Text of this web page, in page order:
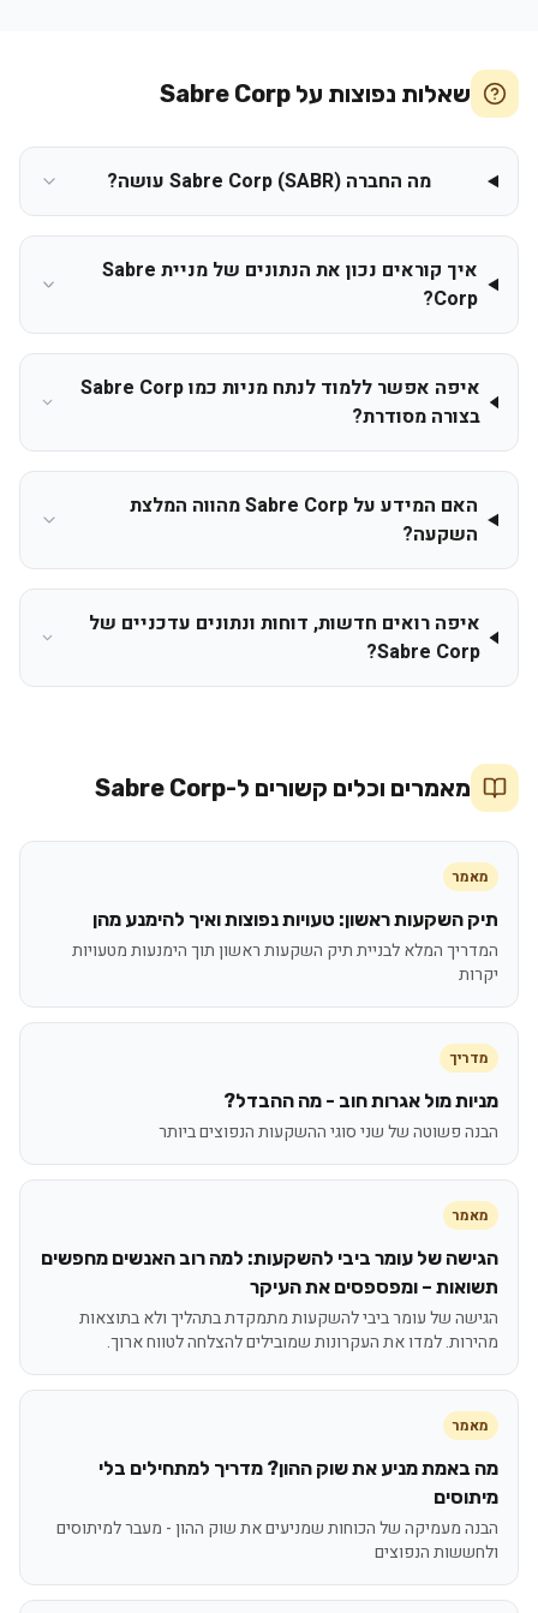
שאלות נפוצות על Sabre Corp
מה החברה Sabre Corp (SABR) עושה?
איך קוראים נכון את הנתונים של מניית Sabre
Corp?
איפה אפשר ללמוד לנתח מניות כמו Sabre Corp
בצורה מסודרת?
האם המידע על Sabre Corp מהווה המלצת
השקעה?
איפה רואים חדשות, דוחות ונתונים עדכניים של
Sabre Corp?
מאמרים וכלים קשורים ל-Sabre Corp
מאמר
תיק השקעות ראשון: טעויות נפוצות ואיך להימנע מהן
המדריך המלא לבניית תיק השקעות ראשון תוך הימנעות מטעויות
יקרות
מדריך
מניות מול אגרות חוב - מה ההבדל?
הבנה פשוטה של שני סוגי ההשקעות הנפוצים ביותר
מאמר
הגישה של עומר ביבי להשקעות: למה רוב האנשים מחפשים
תשואות – ומפספסים את העיקר
הגישה של עומר ביבי להשקעות מתמקדת בתהליך ולא בתוצאות
מהירות. למדו את העקרונות שמובילים להצלחה לטווח ארוך.
מאמר
מה באמת מניע את שוק ההון? מדריך למתחילים בלי
מיתוסים
הבנה מעמיקה של הכוחות שמניעים את שוק ההון - מעבר למיתוסים
ולחששות הנפוצים